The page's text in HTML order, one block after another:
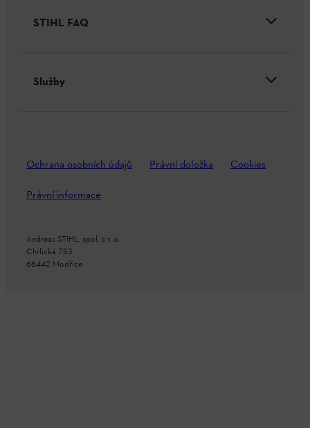
STIHL FAQ
Služby
Ochrana osobních údajů Právní doložka Cookies
Právní informace
Andreas STIHL, spol. s r. o.
Chrlická 753
66442 Modřice